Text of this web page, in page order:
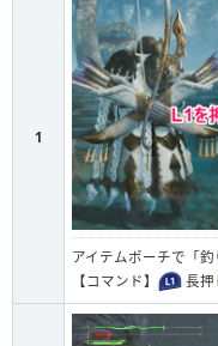
1
アイテムポーチで「
【コマンド】
長押